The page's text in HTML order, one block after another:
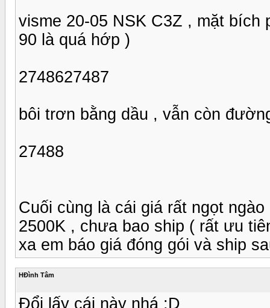
visme 20-05 NSK C3Z , mặt bích
90 là quá hớp )
2748627487
bôi trơn bằng dầu , vẫn còn
27488
Cuối cùng là cái giá rất ngọt
2500K , chưa bao ship ( rất ưu
xa em báo giá đóng gói và ship
HĐình Tâm
Đổi lấy cái này nhá :D